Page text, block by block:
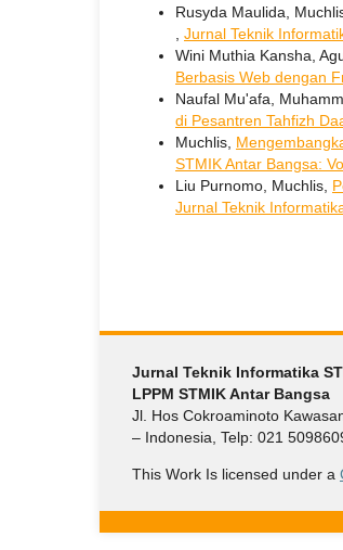
Rusyda Maulida,
Jurnal Teknik
Wini Muthia Kansha,
Berbasis Web dengan
Naufal Mu'afa,
di Pesantren Tahfizh
Muchlis,
STMIK Antar Bangsa:
Liu Purnomo, Muchlis,
Jurnal Teknik
Jurnal Teknik Informatika
LPPM STMIK Antar Bangsa
Jl. Hos Cokroaminoto
– Indonesia, Telp: 021
This Work Is licensed under a